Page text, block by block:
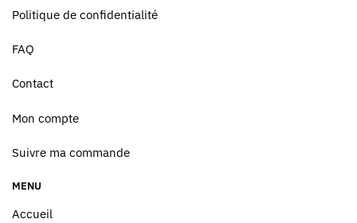
Politique de confidentialité
FAQ
Contact
Mon compte
Suivre ma commande
MENU
Accueil